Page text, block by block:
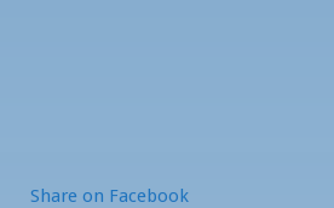
Share on Facebook